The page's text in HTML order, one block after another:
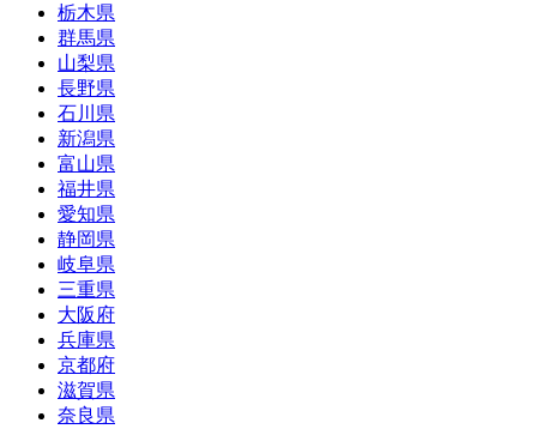
栃木県
群馬県
山梨県
長野県
石川県
新潟県
富山県
福井県
愛知県
静岡県
岐阜県
三重県
大阪府
兵庫県
京都府
滋賀県
奈良県